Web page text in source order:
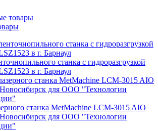
товары
станка c гидроразгрузкой
в г. Барнаул
станка MetMachine LCM-3015 AIO
Новосибирск для ООО "Технологии